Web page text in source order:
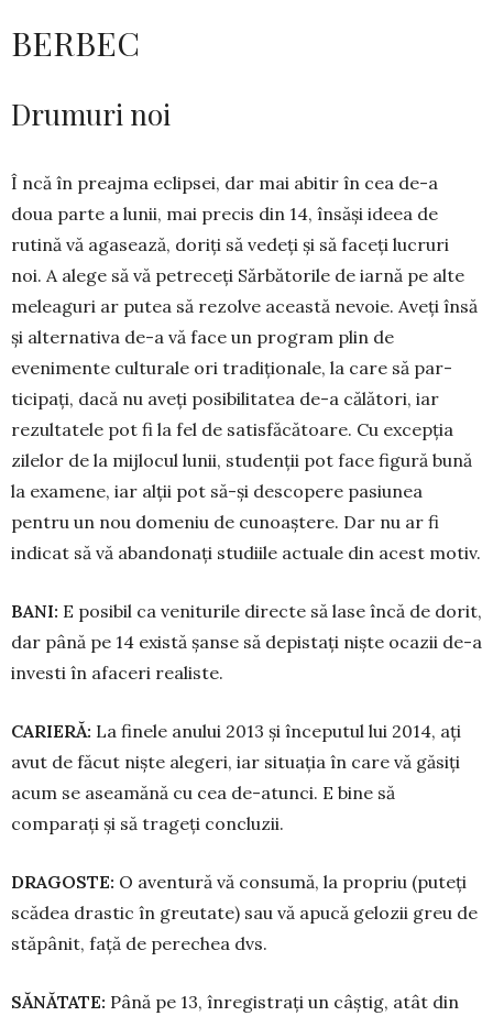
BERBEC
Drumuri noi
Î ncă în preajma eclipsei, dar mai abitir în cea de-a
doua parte a lunii, mai precis din 14, în­săși ideea de
rutină vă agasează, doriți să vedeți și să faceți lucruri
noi. A alege să vă petreceți Sărbă­torile de iarnă pe alte
meleaguri ar putea să rezolve această nevoie. Aveți însă
și alternativa de-a vă face un program plin de
evenimente culturale ori tradiționale, la care să par­
ticipați, dacă nu aveți posibi­litatea de-a călători, iar
rezultatele pot fi la fel de satisfăcătoare. Cu excepția
zilelor de la mijlocul lunii, studenții pot face figură bună
la examene, iar alții pot să-și desco­pere pasiunea
pentru un nou do­meniu de cunoaștere. Dar nu ar fi
indicat să vă abandonați studiile actuale din acest motiv.
BANI: E posibil ca veniturile directe să lase încă de dorit,
dar până pe 14 există șanse să depistați niște ocazii de-a
investi în afaceri realiste.
CARIERĂ: La finele anului 2013 și începutul lui 2014, ați
avut de făcut niște alegeri, iar situația în care vă găsiți
acum se aseamănă cu cea de-atunci. E bine să
comparați și să trageți concluzii.
DRAGOSTE: O aventură vă con­su­mă, la propriu (puteți
scădea dras­tic în greutate) sau vă apucă ge­lozii greu de
stăpânit, față de pe­rechea dvs.
SĂNĂTATE: Până pe 13, înre­gis­trați un câștig, atât din